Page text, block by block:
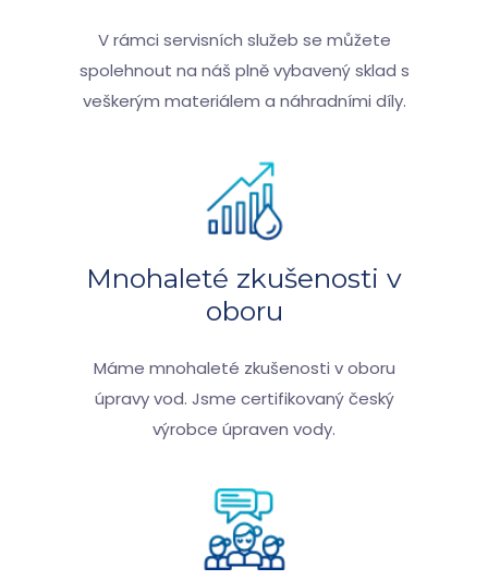
V rámci servisních služeb se můžete
spolehnout na náš plně vybavený sklad s
veškerým materiálem a náhradními díly.
Mnohaleté zkušenosti v
oboru
Máme mnohaleté zkušenosti v oboru
úpravy vod. Jsme certifikovaný český
výrobce úpraven vody.